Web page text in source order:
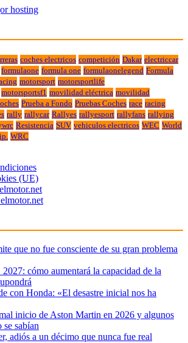
coches electricos competición Dakar electriccar
formulaone formula one formulaonelegend Formula
motorsport motorsportlife
motorsportsf1 movilidad eléctrica movilidad
Prueba a Fondo Pruebas Coches race racing
rally rallycar Rallyes rallyesport rallyfans rallying
Resistencia SUV vehiculos electricos WEC World
WRC
(UE)
que no fue consciente de su gran problema
cómo aumentará la capacidad de la
con Honda: «El desastre inicial nos ha
inicio de Aston Martin en 2026 y algunos
se sabían
adiós a un décimo que nunca fue real